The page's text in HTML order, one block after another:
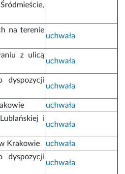
na terenie
uchwała
z ulicą
uchwała
dyspozycji
uchwała
uchwała
i
uchwała
Krakowie uchwała
dyspozycji
uchwała